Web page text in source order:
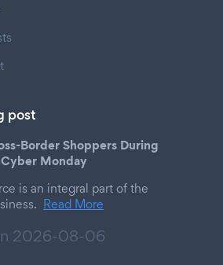
post
Border Shoppers During
Monday
is an integral part of the
Read More
2026-08-06